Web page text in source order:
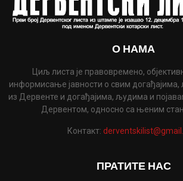
О НАМА
Циљ листа је правовремено,
информисање јавности о свим
из Дервенте и догађајима, људима и
Дервентом, односно са њеним
Контакт:
ПРАТИТЕ НАС